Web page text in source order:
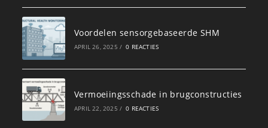
Voordelen sensorgebaseerde SHM
APRIL 26, 2025 / 0 REACTIES
Vermoeiingsschade in brugconstructies
APRIL 22, 2025 / 0 REACTIES